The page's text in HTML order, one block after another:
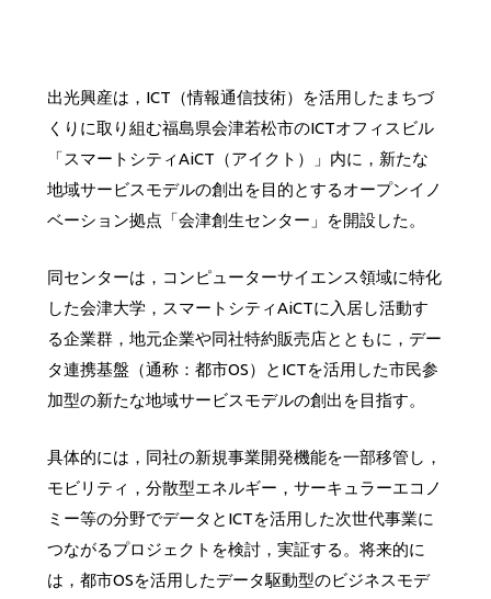
出光興産は，ICT（情報通信技術）を活用したまちづ
くりに取り組む福島県会津若松市のICTオフィスビル
「スマートシティAiCT（アイクト）」内に，新たな
地域サービスモデルの創出を目的とするオープンイノ
ベーション拠点「会津創生センター」を開設した。
同センターは，コンピューターサイエンス領域に特化
した会津大学，スマートシティAiCTに入居し活動す
る企業群，地元企業や同社特約販売店とともに，デー
タ連携基盤（通称：都市OS）とICTを活用した市民参
加型の新たな地域サービスモデルの創出を目指す。
具体的には，同社の新規事業開発機能を一部移管し，
モビリティ，分散型エネルギー，サーキュラーエコノ
ミー等の分野でデータとICTを活用した次世代事業に
つながるプロジェクトを検討，実証する。将来的に
は，都市OSを活用したデータ駆動型のビジネスモデ